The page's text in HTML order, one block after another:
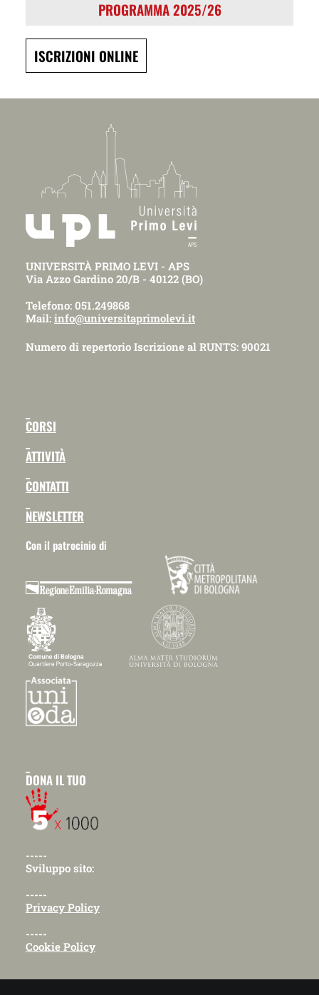
PROGRAMMA 2025/26
ISCRIZIONI ONLINE
UNIVERSITÀ PRIMO LEVI - APS
Via Azzo Gardino 20/B - 40122 (BO)
Telefono: 051.249868
Mail: info@universitaprimolevi.it
Numero di repertorio Iscrizione al RUNTS: 90021
CORSI
ATTIVITÀ
CONTATTI
NEWSLETTER
Con il patrocinio di
DONA IL TUO
-----
Sviluppo sito:
-----
Privacy Policy
-----
Cookie Policy